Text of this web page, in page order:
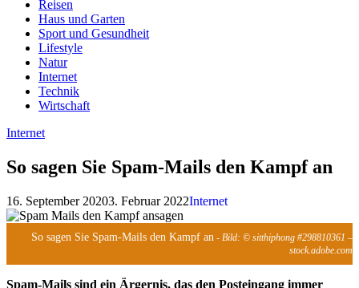
Reisen
Haus und Garten
Sport und Gesundheit
Lifestyle
Natur
Internet
Technik
Wirtschaft
Internet
So sagen Sie Spam-Mails den Kampf an
16. September 20203. Februar 2022Internet
So sagen Sie Spam-Mails den Kampf an - Bild: © sitthiphong #298810361 –
stock.adobe.com
Spam-Mails sind ein Ärgernis, das den Posteingang immer